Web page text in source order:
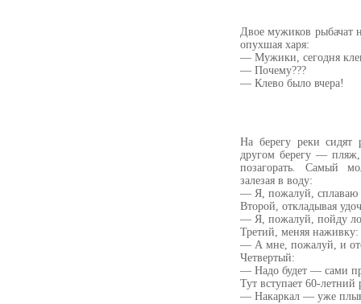
Двое мужиков рыбачат
опухшая харя:
— Мужики, сегодня
— Почему???
— Клево было вчера!
На берегу реки
другом берегу — пляж,
позагорать. Самый
залезая в воду:
— Я, пожалуй, сплаваю
Второй, откладывая
— Я, пожалуй, пойду
Третий, меняя наживку:
— А мне, пожалуй, и
Четвертый:
— Надо будет — сами
Тут вступает 60-летний
— Накаркал — уже